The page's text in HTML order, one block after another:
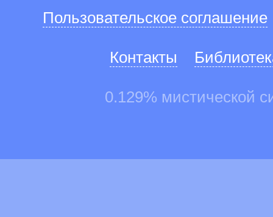
Пользовательское соглашение
Контакты
0.129% мистической